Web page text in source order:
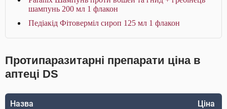
шампунь 200 мл 1 флакон
Педіакід Фітоверміл сироп 125 мл 1 флакон
Протипаразитарні препарати ціна в
аптеці DS
Назва Ціна